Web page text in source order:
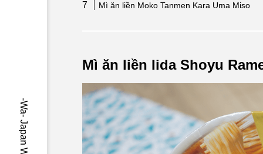
Mì ăn liền Moko Tanmen Kara Uma Miso
Mì ăn liền Iida Shoyu